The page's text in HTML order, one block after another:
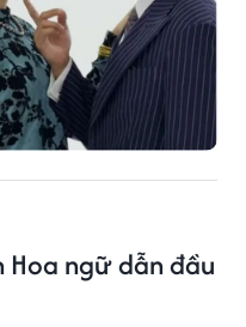
Hoa ngữ dẫn đầu